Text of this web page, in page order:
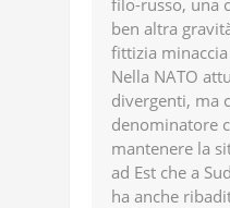
filo-russo, una
ben altra
fittizia minaccia
Nella NATO
divergenti, ma
denominatore
mantenere la
ad Est che a
ha anche